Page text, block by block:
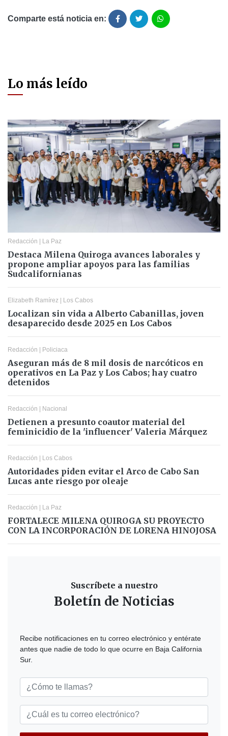
Comparte está noticia en:
Lo más leído
Redacción | La Paz
Destaca Milena Quiroga avances laborales y
propone ampliar apoyos para las familias
Sudcalifornianas
Elizabeth Ramírez | Los Cabos
Localizan sin vida a Alberto Cabanillas, joven
desaparecido desde 2025 en Los Cabos
Redacción | Policiaca
Aseguran más de 8 mil dosis de narcóticos en
operativos en La Paz y Los Cabos; hay cuatro
detenidos
Redacción | Nacional
Detienen a presunto coautor material del
feminicidio de la 'influencer' Valeria Márquez
Redacción | Los Cabos
Autoridades piden evitar el Arco de Cabo San
Lucas ante riesgo por oleaje
Redacción | La Paz
FORTALECE MILENA QUIROGA SU PROYECTO
CON LA INCORPORACIÓN DE LORENA HINOJOSA
Suscríbete a nuestro
Boletín de Noticias
Recibe notificaciones en tu correo electrónico y entérate
antes que nadie de todo lo que ocurre en Baja California
Sur.